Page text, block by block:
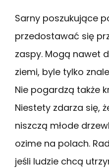
Sarny poszukujące
przedostawać się
zaspy. Mogą nawet
ziemi, byle tylko
Nie pogardzą także
Niestety zdarza się,
niszczą młode
ozime na polach.
jeśli ludzie chcą